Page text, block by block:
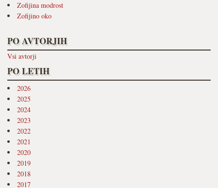
Zofijina modrost
Zofijino oko
PO AVTORJIH
Vsi avtorji
PO LETIH
2026
2025
2024
2023
2022
2021
2020
2019
2018
2017